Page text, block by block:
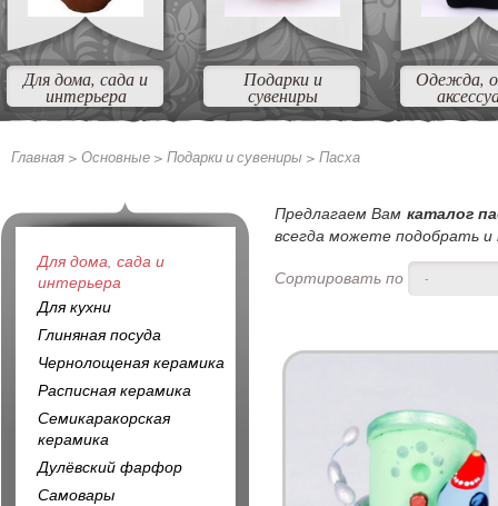
Для дома, сада и
интерьера
Подарки и
сувениры
Одежда,
Главная > Основные > Подарки и сувениры > Пасха
Предлагаем Вам каталог
всегда можете подобрать и
Сортировать по
-
Для дома, сада и
интерьера
Для кухни
Глиняная посуда
Чернолощеная керамика
Расписная керамика
Семикаракорская
керамика
Дулёвский фарфор
Самовары